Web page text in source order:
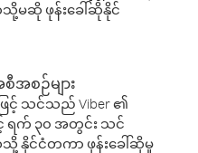
သို့မဆို ဖုန်းခေါ်ဆိုနိုင်
အစဉ်များ
ြင့် သင်သည် Viber ၏
ရက် ၃၀ အတွင်း သင်
နိုင်ငံတကာ ဖုန်းခေါ်ဆိုမှု